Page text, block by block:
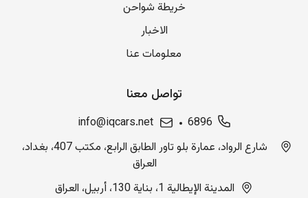
خريطة شواحن
الاخبار
معلومات عنا
تواصل معنا
6896
info@iqcars.net
شارع الرواد، عمارة بلو تاور الطابق الرابع، مكتب 407، بغداد،
العراق
المدينة الإيطالية 1، بناية 130، أربيل، العراق